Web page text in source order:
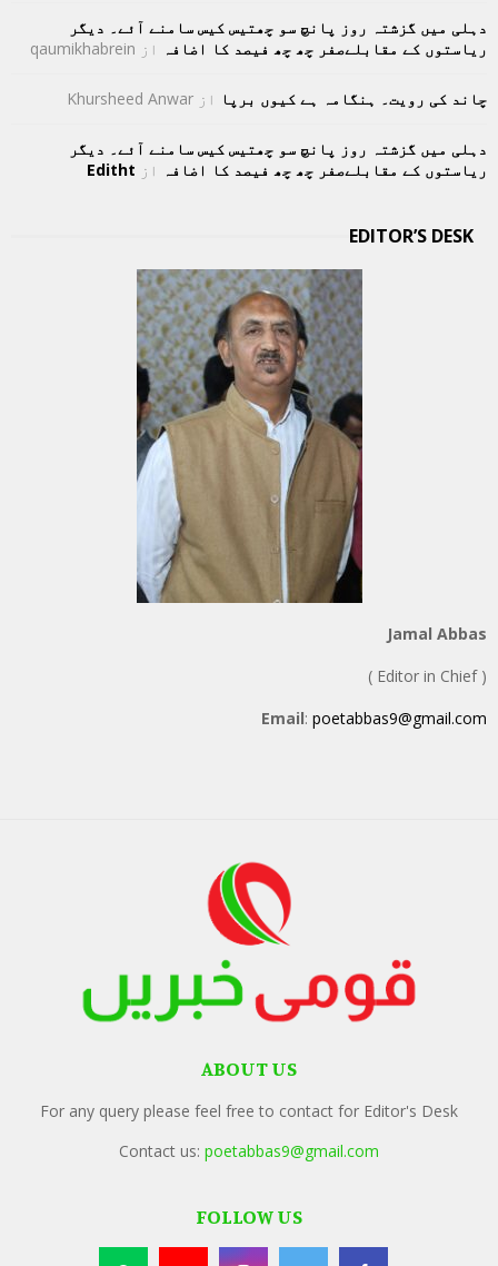
دہلی میں گزشتہ روز پانچ سو چھتیس کیس سامنے آئے۔ دیگر
ریاستوں کے مقابلےصفر چھ چھ فیصد کا اضافہ از qaumikhabrein
چاند کی رویت۔ ہنگامہ ہے کیوں برپا از Khursheed Anwar
دہلی میں گزشتہ روز پانچ سو چھتیس کیس سامنے آئے۔ دیگر
ریاستوں کے مقابلےصفر چھ چھ فیصد کا اضافہ از Editht
EDITOR’S DESK
Jamal Abbas
( Editor in Chief )
Email: poetabbas9@gmail.com
ABOUT US
For any query please feel free to contact for Editor's Desk
Contact us: poetabbas9@gmail.com
FOLLOW US